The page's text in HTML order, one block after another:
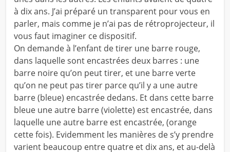
à dix ans. J’ai préparé un transparent pour vous en
parler, mais comme je n’ai pas de rétroprojecteur, il
vous faut imaginer ce dispositif.
On demande à l’enfant de tirer une barre rouge,
dans laquelle sont encastrées deux barres : une
barre noire qu’on peut tirer, et une barre verte
qu’on ne peut pas tirer parce qu’il y a une autre
barre (bleue) encastrée dedans. Et dans cette barre
bleue une autre barre (violette) est encastrée, dans
laquelle une autre barre est encastrée, (orange
cette fois). Evidemment les manières de s’y prendre
varient beaucoup entre quatre et dix ans, et au-delà